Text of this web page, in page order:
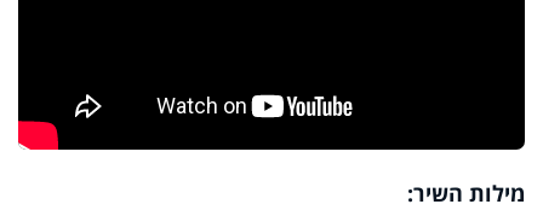
מילות השיר: